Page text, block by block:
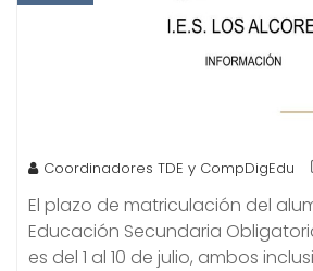
Coordinadores TDE y CompDigEdu
El plazo de matriculación del
Educación Secundaria
es del 1 al 10 de julio, ambos